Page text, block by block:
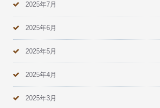
2025年7月
2025年6月
2025年5月
2025年4月
2025年3月